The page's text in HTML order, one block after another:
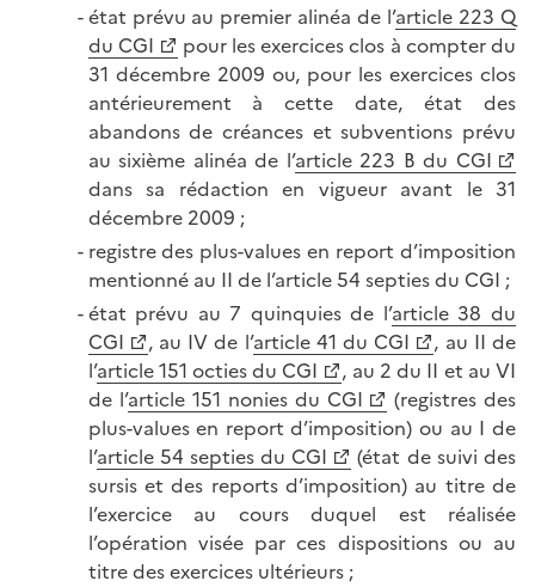
état prévu au premier alinéa de l’article 223 Q
du CGI
pour les exercices clos à compter du
31 décembre 2009 ou, pour les exercices clos
antérieurement à cette date, état des
abandons de créances et subventions prévu
au sixième alinéa de l’article 223 B du CGI
dans sa rédaction en vigueur avant le 31
décembre 2009 ;
registre des plus-values en report d’imposition
mentionné au II de l’article 54 septies du CGI ;
état prévu au 7 quinquies de l’article 38 du
CGI
, au IV de l’article 41 du CGI
, au II de
l’article 151 octies du CGI
, au 2 du II et au VI
de l’article 151 nonies du CGI
(registres des
plus-values en report d’imposition) ou au I de
l’article 54 septies du CGI
(état de suivi des
sursis et des reports d’imposition) au titre de
l’exercice au cours duquel est réalisée
l’opération visée par ces dispositions ou au
titre des exercices ultérieurs ;